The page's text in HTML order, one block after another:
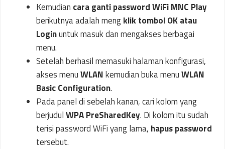
Kemudian cara ganti password WiFi MNC Play
berikutnya adalah mengklik tombol OK atau
Loginuntuk masuk dan mengakses berbagai
menu.
Setelah berhasil memasuki halaman konfigurasi,
akses menuWLANkemudian buka menuWLAN
Basic Configuration.
Pada panel di sebelah kanan, cari kolom yang
berjudulWPA PreSharedKey. Di kolom itu sudah
terisi password WiFi yang lama, hapus password
tersebut.